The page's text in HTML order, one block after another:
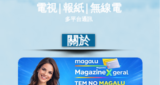
關於
電視|報紙|無線電
多平台通訊